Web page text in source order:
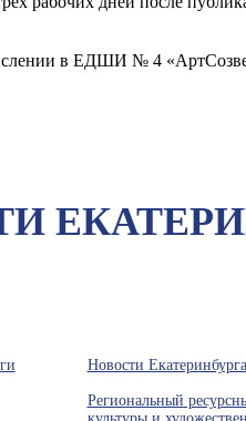
в ЕДШИ № 4
Новости Екатеринбурга
Региональный